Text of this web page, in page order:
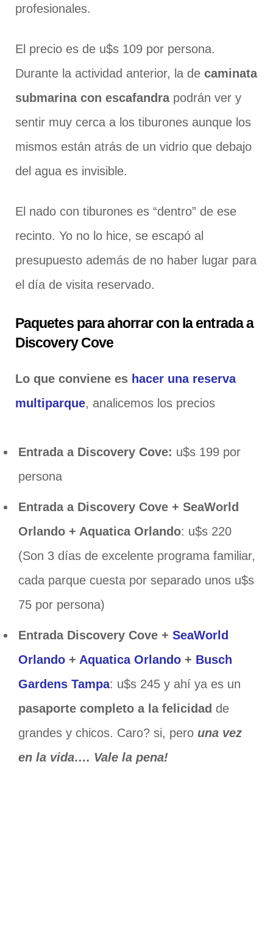
profesionales.
El precio es de u$s 109 por persona.
Durante la actividad anterior, la de caminata
submarina con escafandrapodrán ver y
sentir muy cerca a los tiburones aunque los
mismos están atrás de un vidrio que debajo
del agua es invisible.
El nado con tiburones es “dentro” de ese
recinto. Yo no lo hice, se escapó al
presupuesto además de no haber lugar para
el día de visita reservado.
Paquetes para ahorrar con la entrada a
Discovery Cove
Lo que conviene es hacer una reserva
multiparque, analicemos los precios
Entrada a Discovery Cove: u$s 199 por
persona
Entrada a Discovery Cove + SeaWorld
Orlando + Aquatica Orlando: u$s 220
(Son 3 días de excelente programa familiar,
cada parque cuesta por separado unos u$s
75 por persona)
Entrada Discovery Cove + SeaWorld
Orlando + Aquatica Orlando + Busch
Gardens Tampa: u$s 245 y ahí ya es un
pasaporte completo a la felicidad de
grandes y chicos. Caro? si, pero una vez
en la vida…. Vale la pena!